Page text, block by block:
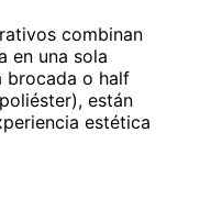
combinan
en una sola
brocada o half
están
estética